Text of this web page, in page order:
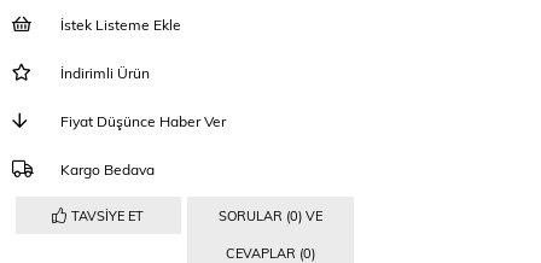
İstek Listeme Ekle
İndirimli Ürün
Fiyat Düşünce Haber Ver
Kargo Bedava
TAVSIYE ET SORULAR (0) VE
CEVAPLAR (0)